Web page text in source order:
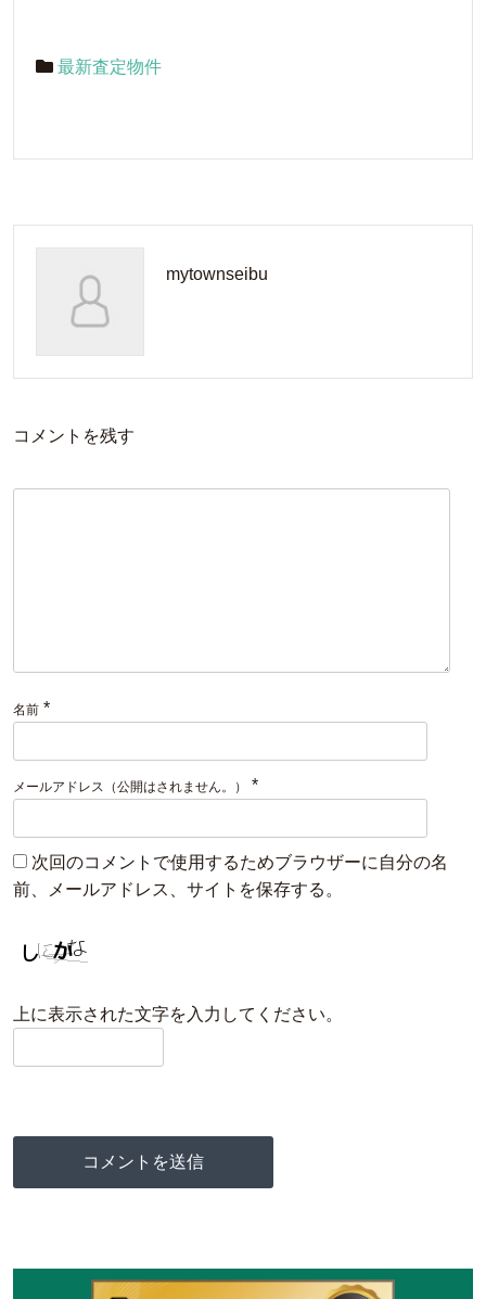
最新査定物件
mytownseibu
コメントを残す
名前 *
メールアドレス（公開はされません。） *
次回のコメントで使用するためブラウザーに自分の名
前、メールアドレス、サイトを保存する。
上に表示された文字を入力してください。